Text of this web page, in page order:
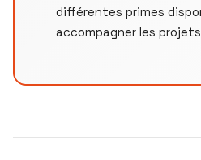
différentes primes
accompagner les